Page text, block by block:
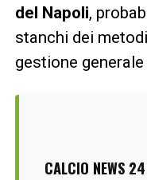
del Napoli,
stanchi dei
gestione
CALCIO NEWS